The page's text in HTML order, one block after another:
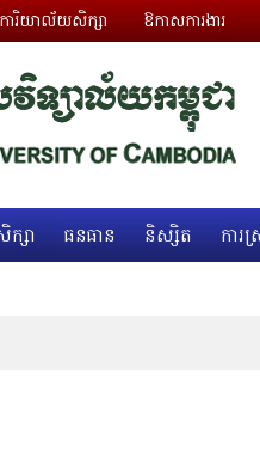
ារិយាល័យសិក្សា ឱកាសការងារ
ក្សា ធនធាន និស្សិត ការស្